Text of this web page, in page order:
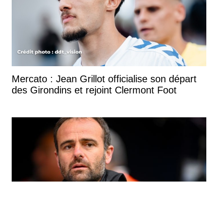
Mercato : Jean Grillot officialise son départ
des Girondins et rejoint Clermont Foot